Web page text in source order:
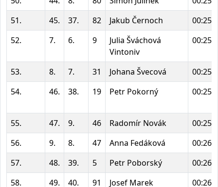
51.
45. 37. 82 Jakub Černoch
52.
7. 6. 9
Julia Šváchová
Vintoniv
53. 8. 7. 31 Johana Švecová
54.
46. 38. 19 Petr Pokorný
55. 47. 9. 46 Radomír Novák
56.
9. 8. 47 Anna Fedáková
57.
48. 39. 5 Petr Poborský
58.
49. 40. 91 Josef Marek